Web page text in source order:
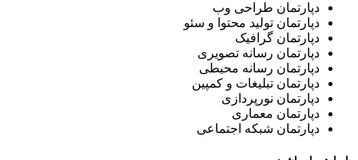
دپارتمان طراحی وب
دپارتمان تولید محتوا و سئو
دپارتمان گرافیک
دپارتمان رسانه تصویری
دپارتمان رسانه محیطی
دپارتمان تبلیغات و کمپین
دپارتمان نورپردازی
دپارتمان معماری
دپارتمان شبکه اجتماعی